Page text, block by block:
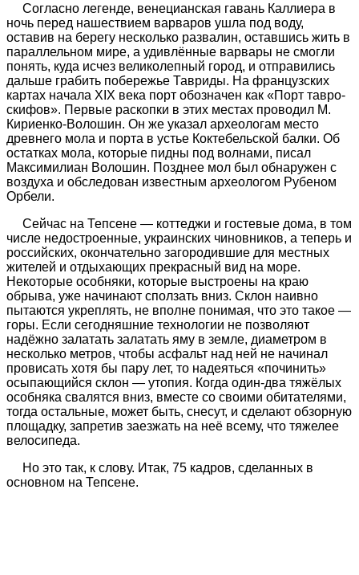
Согласно легенде, венецианская гавань Каллиера в
ночь перед нашествием варваров ушла под воду,
оставив на берегу несколько развалин, оставшись жить в
параллельном мире, а удивлённые варвары не смогли
понять, куда исчез великолепный город, и отправились
дальше грабить побережье Тавриды. На французских
картах начала XIX века порт обозначен как «Порт тавро-
скифов». Первые раскопки в этих местах проводил М.
Кириенко-Волошин. Он же указал археологам место
древнего мола и порта в устье Коктебельской балки. Об
остатках мола, которые пидны под волнами, писал
Максимилиан Волошин. Позднее мол был обнаружен с
воздуха и обследован известным археологом Рубеном
Орбели.
Сейчас на Тепсене — коттеджи и гостевые дома, в том
числе недостроенные, украинских чиновников, а теперь и
российских, окончательно загородившие для местных
жителей и отдыхающих прекрасный вид на море.
Некоторые особняки, которые выстроены на краю
обрыва, уже начинают сползать вниз. Склон наивно
пытаются укреплять, не вполне понимая, что это такое —
горы. Если сегодняшние технологии не позволяют
надёжно залатать залатать яму в земле, диаметром в
несколько метров, чтобы асфальт над ней не начинал
провисать хотя бы пару лет, то надеяться «починить»
осыпающийся склон — утопия. Когда один-два тяжёлых
особняка свалятся вниз, вместе со своими обитателями,
тогда остальные, может быть, снесут, и сделают обзорную
площадку, запретив заезжать на неё всему, что тяжелее
велосипеда.
Но это так, к слову. Итак, 75 кадров, сделанных в
основном на Тепсене.